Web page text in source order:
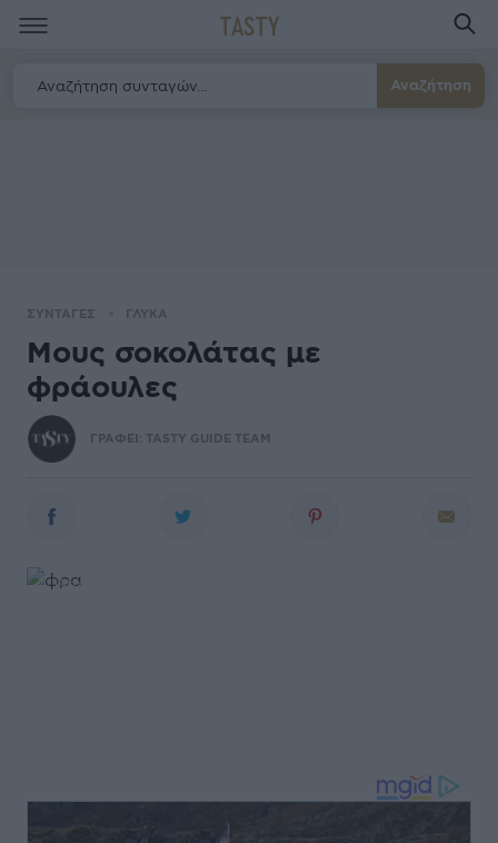
TASTY
Αναζήτηση
ΣΥΝΤΑΓΕΣ ΓΛΥΚΑ
Μους σοκολάτας με
φράουλες
ΓΡΑΦΕΙ: TASTY GUIDE TEAM
© iStock.com